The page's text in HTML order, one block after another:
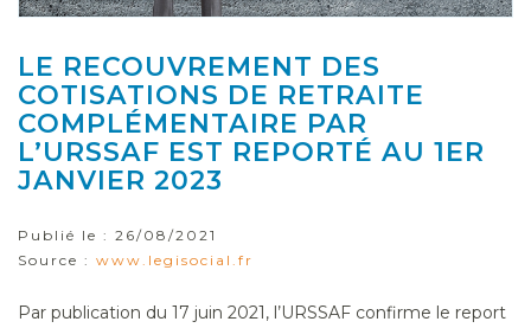
LE RECOUVREMENT DES
COTISATIONS DE RETRAITE
COMPLÉMENTAIRE PAR
L’URSSAF EST REPORTÉ AU 1ER
JANVIER 2023
Publié le : 26/08/2021
Source : www.legisocial.fr
Par publication du 17 juin 2021, l’URSSAF confirme le report